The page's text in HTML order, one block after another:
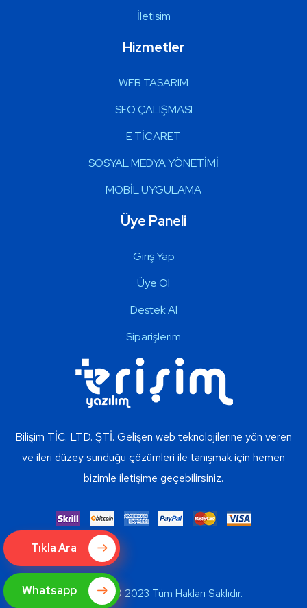
Tıkla Ara
Whatsapp
İletisim
Hizmetler
WEB TASARIM
SEO ÇALIŞMASI
E TİCARET
SOSYAL MEDYA YÖNETİMİ
MOBİL UYGULAMA
Üye Paneli
Giriş Yap
Üye Ol
Destek Al
Siparişlerim
Bilişim TİC. LTD. ŞTİ. Gelişen web teknolojilerine yön veren
ve ileri düzey sunduğu çözümleri ile tanışmak için hemen
bizimle iletişime geçebilirsiniz.
Copyright © 2023 Tüm Hakları Saklıdır.